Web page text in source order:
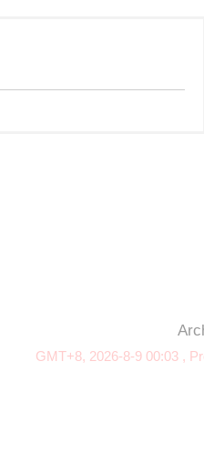
GMT+8, 2026-8-9 00:03 ,